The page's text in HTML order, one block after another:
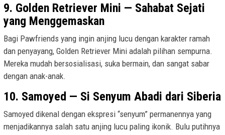
9. Golden Retriever Mini — Sahabat Sejati
yang Menggemaskan
Bagi Pawfriends yang ingin anjing lucu dengan karakter ramah
dan penyayang, Golden Retriever Mini adalah pilihan sempurna.
Mereka mudah bersosialisasi, suka bermain, dan sangat sabar
dengan anak-anak.
10. Samoyed — Si Senyum Abadi dari Siberia
Samoyed dikenal dengan ekspresi “senyum” permanennya yang
menjadikannya salah satu anjing lucu paling ikonik. Bulu putihnya